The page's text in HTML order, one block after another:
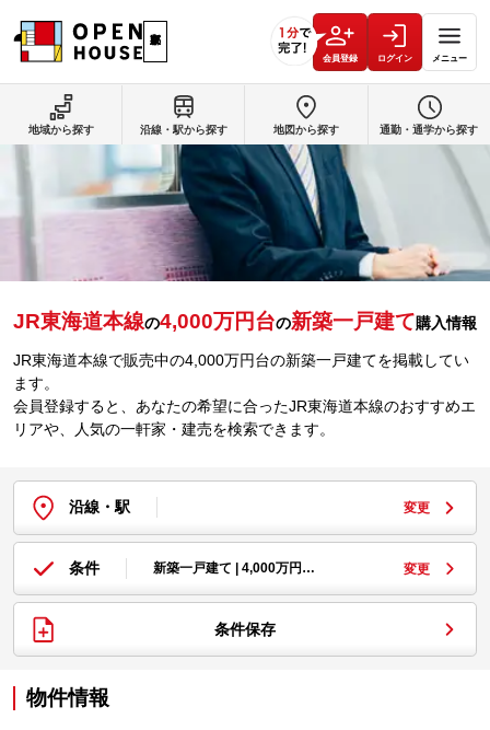
会員登録 ログイン メニュー
JR東海道本線の4,000万円台の新築一戸建て購入情報
JR東海道本線で販売中の4,000万円台の新築一戸建てを掲載してい
ます。
会員登録すると、あなたの希望に合ったJR東海道本線のおすすめエ
リアや、人気の一軒家・建売を検索できます。
沿線・駅 変更
条件 新築一戸建て | 4,000万円… 変更
条件保存
物件情報
地域から探す 沿線・駅から探す 地図から探す 通勤・通学から探す